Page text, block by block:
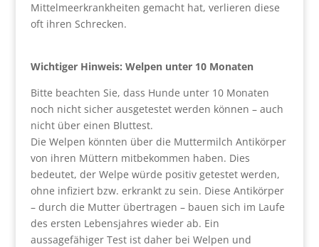
Mittelmeerkrankheiten gemacht hat, verlieren diese
oft ihren Schrecken.
Wichtiger Hinweis: Welpen unter 10 Monaten
Bitte beachten Sie, dass Hunde unter 10 Monaten
noch nicht sicher ausgetestet werden können – auch
nicht über einen Bluttest.
Die Welpen könnten über die Muttermilch Antikörper
von ihren Müttern mitbekommen haben. Dies
bedeutet, der Welpe würde positiv getestet werden,
ohne infiziert bzw. erkrankt zu sein. Diese Antikörper
– durch die Mutter übertragen – bauen sich im Laufe
des ersten Lebensjahres wieder ab. Ein
aussagefähiger Test ist daher bei Welpen und